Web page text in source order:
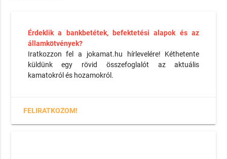
Érdeklik a bankbetétek, befektetési alapok és az
államkötvények?
Iratkozzon fel a jokamat.hu hírlevelére! Kéthetente
küldünk egy rövid összefoglalót az aktuális
kamatokról és hozamokról.
FELIRATKOZOM!